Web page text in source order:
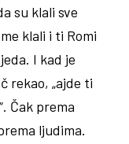
su klali sve
klali i ti Romi
I kad je
rekao, „ajde ti
Čak prema
ljudima.